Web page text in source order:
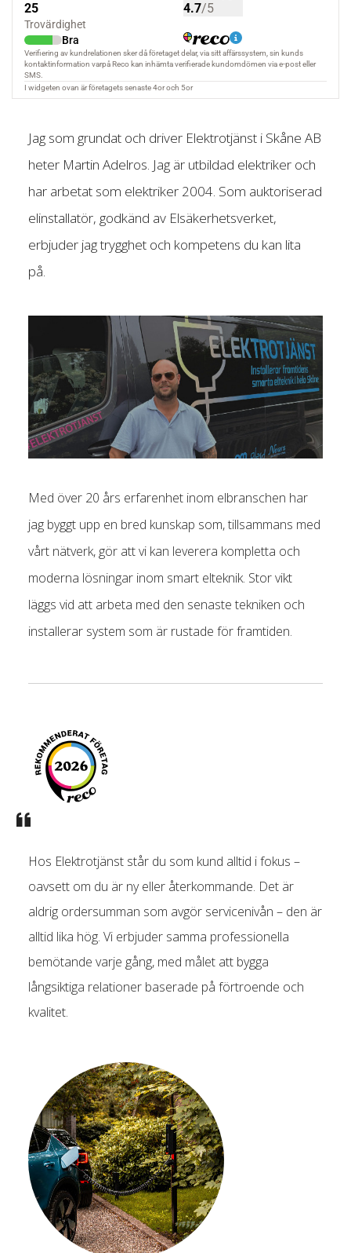
Jag som grundat och driver Elektrotjänst i Skåne AB
heter Martin Adelros. Jag är utbildad elektriker och
har arbetat som elektriker 2004. Som auktoriserad
elinstallatör, godkänd av Elsäkerhetsverket,
erbjuder jag trygghet och kompetens du kan lita
på.
Med över 20 års erfarenhet inom elbranschen har
jag byggt upp en bred kunskap som, tillsammans med
vårt nätverk, gör att vi kan leverera kompletta och
moderna lösningar inom smart elteknik. Stor vikt
läggs vid att arbeta med den senaste tekniken och
installerar system som är rustade för framtiden.
Hos Elektrotjänst står du som kund alltid i fokus –
oavsett om du är ny eller återkommande. Det är
aldrig ordersumman som avgör servicenivån – den är
alltid lika hög. Vi erbjuder samma professionella
bemötande varje gång, med målet att bygga
långsiktiga relationer baserade på förtroende och
kvalitet.